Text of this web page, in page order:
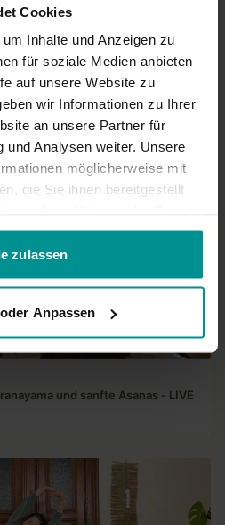
Cookies
Inhalte und Anzeigen zu
für soziale Medien anbieten
auf unsere Website zu
wir Informationen zu Ihrer
an unsere Partner für
und Analysen weiter. Unsere
möglicherweise mit
die Sie ihnen bereitgestellt
zulassen
Anpassen
laden
01:02:51
und sanfte Asanas - LIVE